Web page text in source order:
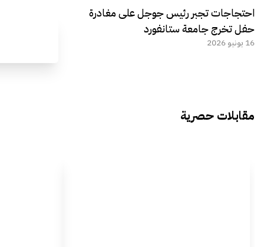
احتجاجات تجبر رئيس جوجل على مغادرة
حفل تخرج جامعة ستانفورد
16 يونيو 2026
مقابلات حصرية